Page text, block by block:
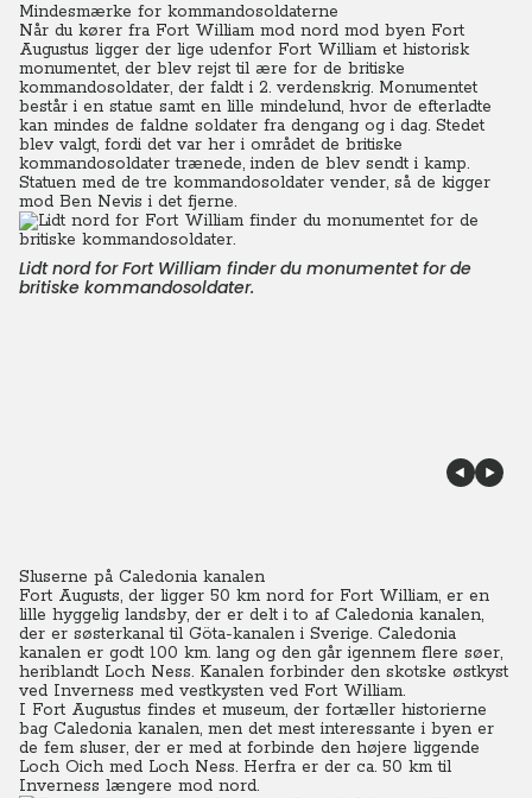
Mindesmærke for kommandosoldaterne
Når du kører fra Fort William mod nord mod byen Fort
Augustus ligger der lige udenfor Fort William et historisk
monumentet, der blev rejst til ære for de britiske
kommandosoldater, der faldt i 2. verdenskrig. Monumentet
består i en statue samt en lille mindelund, hvor de efterladte
kan mindes de faldne soldater fra dengang og i dag. Stedet
blev valgt, fordi det var her i området de britiske
kommandosoldater trænede, inden de blev sendt i kamp.
Statuen med de tre kommandosoldater vender, så de kigger
mod Ben Nevis i det fjerne.
Lidt nord for Fort William finder du monumentet for de
britiske kommandosoldater.
Sluserne på Caledonia kanalen
Fort Augusts, der ligger 50 km nord for Fort William, er en
lille hyggelig landsby, der er delt i to af Caledonia kanalen,
der er søsterkanal til Göta-kanalen i Sverige. Caledonia
kanalen er godt 100 km. lang og den går igennem flere søer,
heriblandt Loch Ness. Kanalen forbinder den skotske østkyst
ved Inverness med vestkysten ved Fort William.
I Fort Augustus findes et museum, der fortæller historierne
bag Caledonia kanalen, men det mest interessante i byen er
de fem sluser, der er med at forbinde den højere liggende
Loch Oich med Loch Ness. Herfra er der ca. 50 km til
Inverness længere mod nord.